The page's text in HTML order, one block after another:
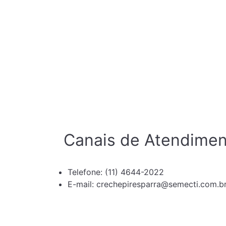
Canais de
Telefone: (11) 4644-2022
E-mail: